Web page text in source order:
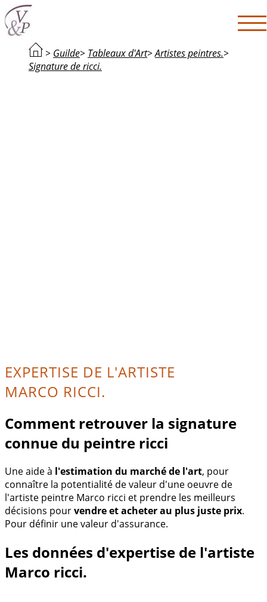
> Guilde> Tableaux d'Art>Artistes peintres.>
Signature de ricci.
EXPERTISE DE L'ARTISTE
MARCO RICCI.
Comment retrouver la signature
connue du peintre ricci
Une aide à l'estimation du marché de l'art, pour
connaître la potentialité de valeur d'une oeuvre de
l'artiste peintre Marco ricci et prendre les meilleurs
décisions pourvendre et acheter au plus juste prix.
Pour définir une valeur d'assurance.
Les données d'expertise de l'artiste
Marco ricci.